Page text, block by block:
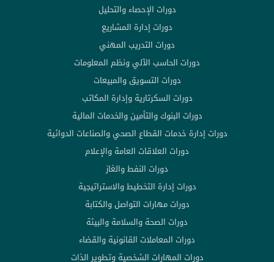
دورات الإحصاء والتحليل
دورات إدارة المشاريع
دورات التدريب المهني
دورات الحاسب الآلي ونظم المعلومات
دورات التسويق والمبيعات
دورات السكرتارية وإدارة المكاتب
دورات البنوك والتأمين والخدمات المالية
دورات إدارة خدمات القطاع الصحي والصناعات الدوائية
دورات العلاقات العامة والإعلام
دورات النفط والغاز
دورات إدارة التخطيط والاستراتيجية
دورات مهارات التواصل والكتابة
دورات الصحة والسلامة والبيئة
دورات المعاملات القانونية والقضاء
دورات المهارات الشخصية وتطوير الذات